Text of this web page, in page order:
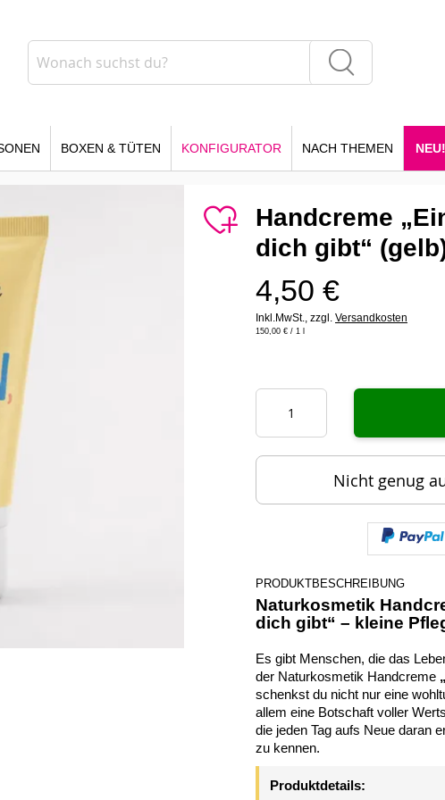
BOXEN & TÜTEN KONFIGURATOR NACH THEMEN NEU!
Handcreme
dich gibt“
4,50 €
Inkl.MwSt., zzgl. Versandkosten
150,00 € / 1 l
Nicht genug
PRODUKTBESCHREIBUNG
Naturkosmetik
dich gibt“ – kleine
Es gibt Menschen, die das
der Naturkosmetik Handcreme
schenkst du nicht nur eine
allem eine Botschaft voller
die jeden Tag aufs Neue daran
zu kennen.
Produktdetails: